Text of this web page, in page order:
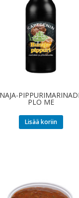
PLO ME
Lisää koriin